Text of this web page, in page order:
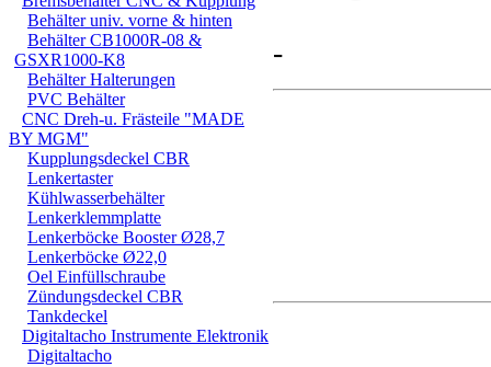
Behälter univ. vorne & hinten
Behälter CB1000R-08 &
GSXR1000-K8
Behälter Halterungen
PVC Behälter
CNC Dreh-u. Frästeile "MADE
BY MGM"
Kupplungsdeckel CBR
Lenkertaster
Kühlwasserbehälter
Lenkerklemmplatte
Lenkerböcke Booster Ø28,7
Lenkerböcke Ø22,0
Oel Einfüllschraube
Zündungsdeckel CBR
Tankdeckel
Digitaltacho Instrumente Elektronik
Digitaltacho
-